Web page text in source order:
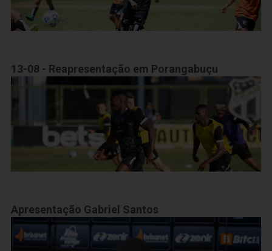
13-08 - Reapresentação em Porangabuçu
Apresentação Gabriel Santos